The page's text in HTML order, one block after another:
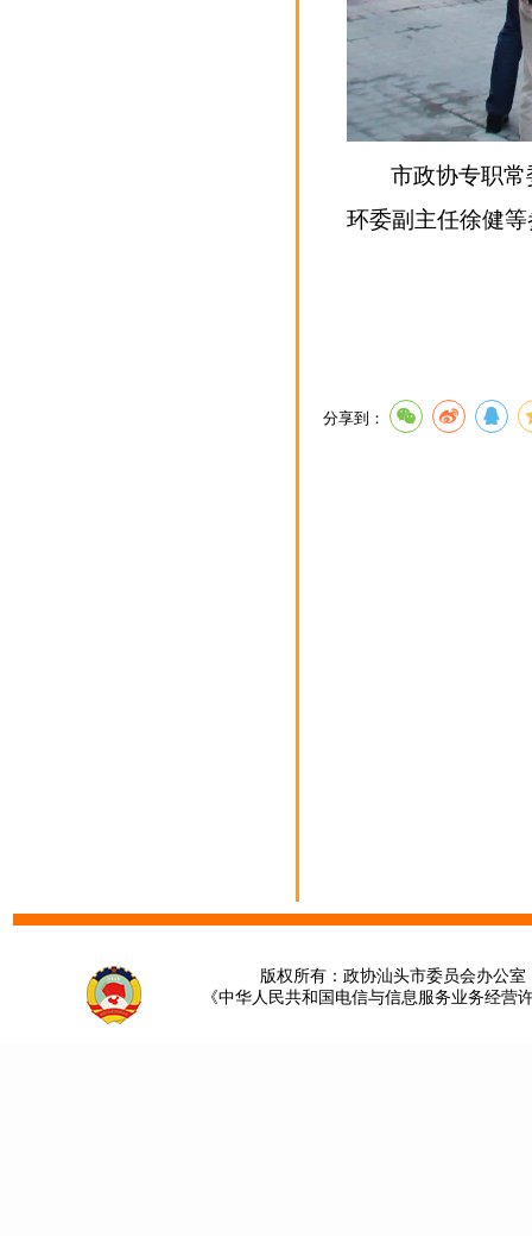
市政协专职
环委副主任徐健
分享到：
版权所有：政协汕头市委员会办公
《中华人民共和国电信与信息服务业务经营